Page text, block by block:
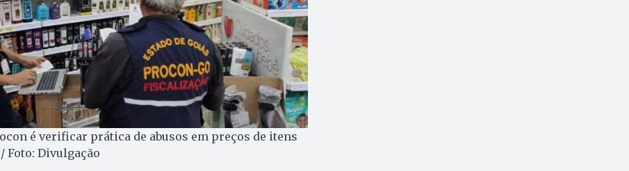
é verificar prática de abusos em preços de itens
Foto: Divulgação